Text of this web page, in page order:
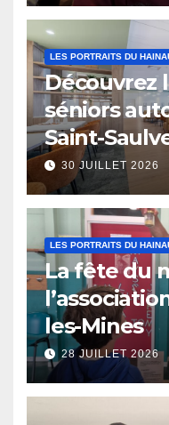
LES PORTRAITS DU
Découvrez
séniors
Saint-
30 JUILLET 2026
LES PORTRAITS DU
La fête du
les-Mines
28 JUILLET 2026